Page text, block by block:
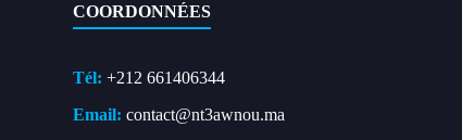
COORDONNÉES
Tél: +212 661406344
Email: contact@nt3awnou.ma